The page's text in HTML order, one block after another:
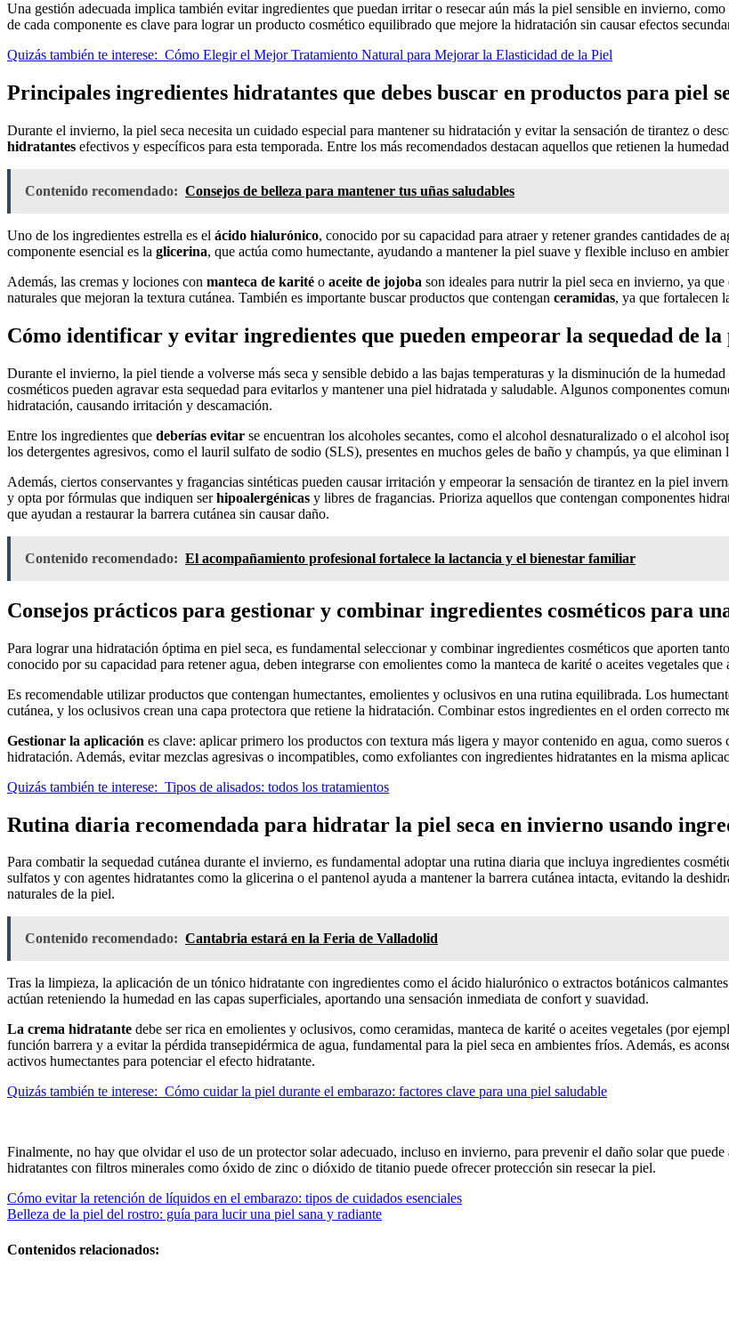
Una gestión adecuada implica también evitar ingredientes que puedan irritar o resecar aún más la piel sensible en invierno,
de cada componente es clave para lograr un producto cosmético equilibrado que mejore la hidratación sin causar efectos
Quizás también te interese: Cómo Elegir el Mejor Tratamiento Natural para Mejorar la Elasticidad de la Piel
Principales ingredientes hidratantes que debes buscar en productos para piel
Durante el invierno, la piel seca necesita un cuidado especial para mantener su hidratación y evitar la sensación de tirantez o
hidratantes efectivos y específicos para esta temporada. Entre los más recomendados destacan aquellos que retienen la
Contenido recomendado: Consejos de belleza para mantener tus uñas saludables
Uno de los ingredientes estrella es el ácido hialurónico, conocido por su capacidad para atraer y retener grandes cantidades
componente esencial es la glicerina, que actúa como humectante, ayudando a mantener la piel suave y flexible incluso en
Además, las cremas y lociones con manteca de karité o aceite de jojoba son ideales para nutrir la piel seca en invierno, ya
naturales que mejoran la textura cutánea. También es importante buscar productos que contengan ceramidas, ya que fortalecen
Cómo identificar y evitar ingredientes que pueden empeorar la sequedad de
Durante el invierno, la piel tiende a volverse más seca y sensible debido a las bajas temperaturas y la disminución de la
cosméticos pueden agravar esta sequedad para evitarlos y mantener una piel hidratada y saludable. Algunos componentes
hidratación, causando irritación y descamación.
Entre los ingredientes que deberías evitar se encuentran los alcoholes secantes, como el alcohol desnaturalizado o el alcohol
los detergentes agresivos, como el lauril sulfato de sodio (SLS), presentes en muchos geles de baño y champús, ya que
Además, ciertos conservantes y fragancias sintéticas pueden causar irritación y empeorar la sensación de tirantez en la piel
y opta por fórmulas que indiquen serhipoalergénicas y libres de fragancias. Prioriza aquellos que contengan componentes
que ayudan a restaurar la barrera cutánea sin causar daño.
Contenido recomendado: El acompañamiento profesional fortalece la lactancia y el bienestar familiar
Consejos prácticos para gestionar y combinar ingredientes cosméticos para
Para lograr una hidratación óptima en piel seca, es fundamental seleccionar y combinar ingredientes cosméticos que aporten
conocido por su capacidad para retener agua, deben integrarse con emolientes como la manteca de karité o aceites vegetales
Es recomendable utilizar productos que contengan humectantes, emolientes y oclusivos en una rutina equilibrada. Los
cutánea, y los oclusivos crean una capa protectora que retiene la hidratación. Combinar estos ingredientes en el orden correcto
Gestionar la aplicación es clave: aplicar primero los productos con textura más ligera y mayor contenido en agua, como
hidratación. Además, evitar mezclas agresivas o incompatibles, como exfoliantes con ingredientes hidratantes en la misma
Quizás también te interese: Tipos de alisados: todos los tratamientos
Rutina diaria recomendada para hidratar la piel seca en invierno usando
Para combatir la sequedad cutánea durante el invierno, es fundamental adoptar una rutina diaria que incluya ingredientes
sulfatos y con agentes hidratantes como la glicerina o el pantenol ayuda a mantener la barrera cutánea intacta, evitando la
naturales de la piel.
Contenido recomendado: Cantabria estará en la Feria de Valladolid
Tras la limpieza, la aplicación de un tónico hidratante con ingredientes como el ácido hialurónico o extractos botánicos
actúan reteniendo la humedad en las capas superficiales, aportando una sensación inmediata de confort y suavidad.
La crema hidratante debe ser rica en emolientes y oclusivos, como ceramidas, manteca de karité o aceites vegetales (por
función barrera y a evitar la pérdida transepidérmica de agua, fundamental para la piel seca en ambientes fríos. Además, es
activos humectantes para potenciar el efecto hidratante.
Quizás también te interese: Cómo cuidar la piel durante el embarazo: factores clave para una piel saludable
Finalmente, no hay que olvidar el uso de un protector solar adecuado, incluso en invierno, para prevenir el daño solar que
hidratantes con filtros minerales como óxido de zinc o dióxido de titanio puede ofrecer protección sin resecar la piel.
Navegación
de
entradas
Cómo evitar la retención de líquidos en el embarazo: tipos de cuidados esenciales
Belleza de la piel del rostro: guía para lucir una piel sana y radiante
Contenidos relacionados: